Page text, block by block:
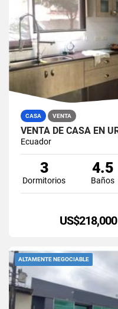
CASA VENTA
Ecuador
3
Dormitorios
4.5
Baños
US$218,000
ALTAMENTE NEGOCIABLE